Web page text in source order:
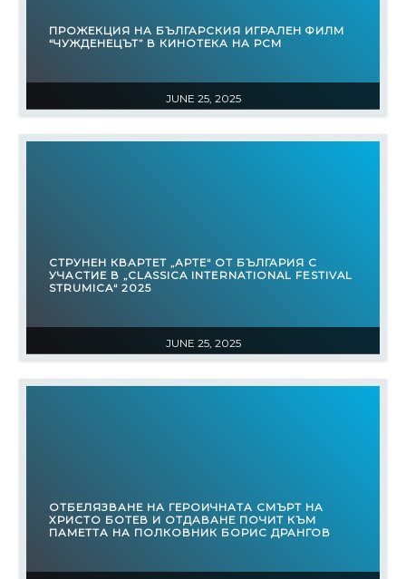
JUNE 25, 2025
ПРОЖЕКЦИЯ НА БЪЛГАРСКИЯ ИГРАЛЕН ФИЛМ
“ЧУЖДЕНЕЦЪТ” В КИНОТЕКА НА РСМ
JUNE 25, 2025
СТРУНЕН КВАРТЕТ „АРТЕ“ ОТ БЪЛГАРИЯ С
УЧАСТИЕ В „CLASSICA INTERNATIONAL FESTIVAL
STRUMICA“ 2025
ОТБЕЛЯЗВАНЕ НА ГЕРОИЧНАТА СМЪРТ НА
ХРИСТО БОТЕВ И ОТДАВАНЕ ПОЧИТ КЪМ
ПАМЕТТА НА ПОЛКОВНИК БОРИС ДРАНГОВ